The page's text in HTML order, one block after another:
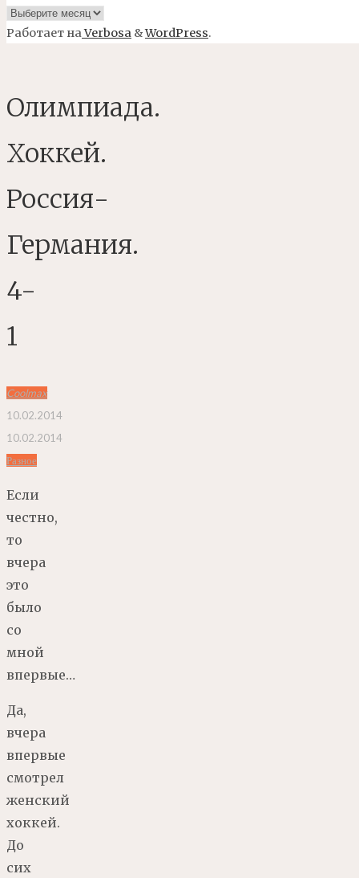
Архивы
Работает наVerbosa &WordPress.
Олимпиада.
Хоккей.
Россия-
Германия.
4-
1
Coolmax
10.02.2014
10.02.2014
Разное
Если
честно,
то
вчера
это
было
со
мной
впервые…
Да,
вчера
впервые
смотрел
женский
хоккей.
До
сих